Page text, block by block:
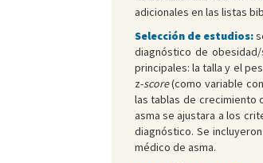
adicionales en las listas
Selección de estudios:
diagnóstico de
principales: la talla y el
z-score(como variable
las tablas de crecimiento
asma se ajustara a los
diagnóstico. Se
médico de asma.